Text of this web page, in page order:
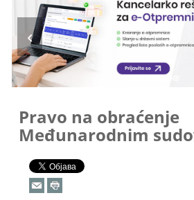
Pravo na obraćenje
Međunarodnim